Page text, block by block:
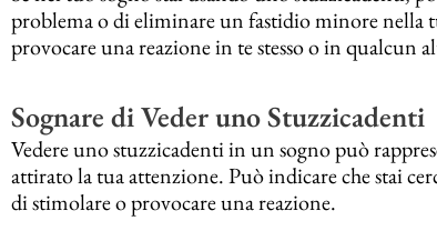
problema o di eliminare un fastidio minore nella
provocare una reazione in te stesso o in qualcun
Sognare di Veder uno Stuzzicadenti
Vedere uno stuzzicadenti in un sogno può
attirato la tua attenzione. Può indicare che stai
di stimolare o provocare una reazione.